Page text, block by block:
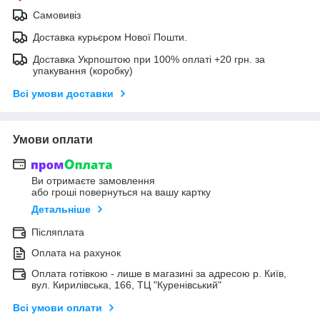
Самовивіз
Доставка курьєром Нової Пошти.
Доставка Укрпоштою при 100% оплаті +20 грн. за
упакування (коробку)
Всі умови доставки
Умови оплати
Ви отримаєте замовлення
або гроші повернуться на вашу картку
Детальніше
Післяплата
Оплата на рахунок
Оплата готівкою - лише в магазині за адресою р. Київ,
вул. Кирилівська, 166, ТЦ "Куренівський"
Всі умови оплати